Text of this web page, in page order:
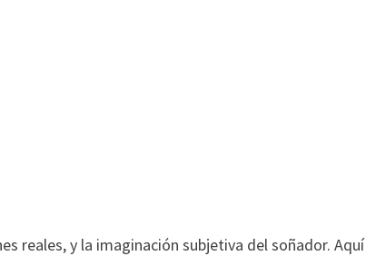
reales, y la imaginación subjetiva del soñador. Aquí